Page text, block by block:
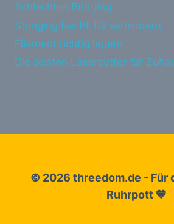
Schlechtes Bridging
Stringing bei PETG verhindern
Filament richtig lagern
Die besten Lasercutter für
© 2026 threedom.de - Für
Ruhrpott 💙